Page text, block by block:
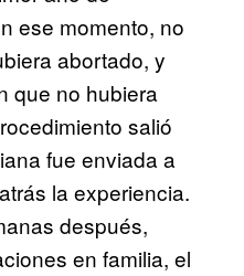
ese momento, no
abortado, y
que no hubiera
salió
fue enviada a
la experiencia.
después,
en familia, el